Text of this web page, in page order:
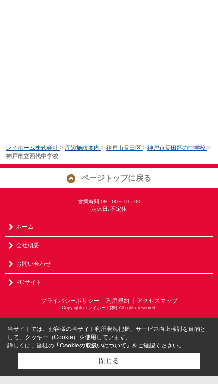
レイホーム株式会社 > 周辺施設案内 > 神戸市長田区 > 神戸市長田区の中学校 >
神戸市立西代中学校
ページトップに戻る
営業時間:09：00～18：00
定休日: 不定休
ホーム
会社概要
お問い合わせ
PCサイト
プライバシーポリシー ｜ 利用規約 ｜アクセスマップ
Copyright(c) レイホーム(株) All rights reserved.
当サイトでは、お客様の当サイト利用状況把握、サービス向上検討を目的と
して、クッキー（Cookie）を使用しています。
詳しくは、当社の 「Cookieの取扱いについて」 をご確認ください。
閉じる